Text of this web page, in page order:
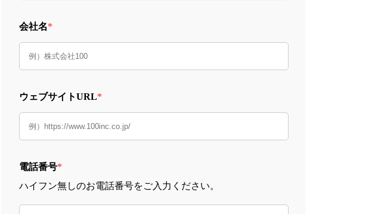
会社名*
ウェブサイトURL*
電話番号*
ハイフン無しのお電話番号をご入力ください。